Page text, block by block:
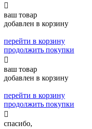

ваш товар
добавлен в корзину
перейти в корзину
продолжить покупки

ваш товар
добавлен в корзину
перейти в корзину
продолжить покупки

спасибо,